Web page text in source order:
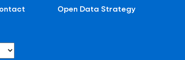
Open Data Strategy